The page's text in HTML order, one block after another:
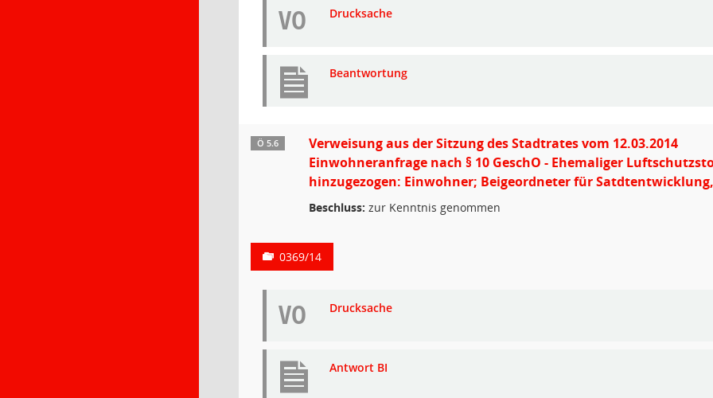
VO Drucksache
Beantwortung
Ö 5.6
Verweisung aus der Sitzung des Stadtrates vom 12.03.2014
Einwohneranfrage nach § 10 GeschO - Ehemaliger
hinzugezogen: Einwohner; Beigeordneter für
Beschluss: zur Kenntnis genommen
0369/14
VO Drucksache
Antwort BI